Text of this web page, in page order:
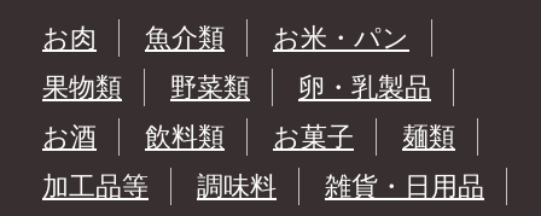
お肉
魚介類
お米・パン
果物類
野菜類
卵・乳製品
お酒
飲料類 お菓子
麺類
加工品等
調味料
雑貨・日用品